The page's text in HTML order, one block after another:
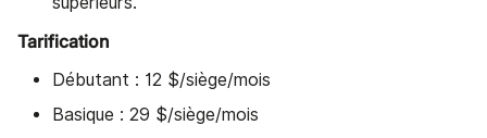
Tarification
Débutant : 12 $/siège/mois
Basique : 29 $/siège/mois